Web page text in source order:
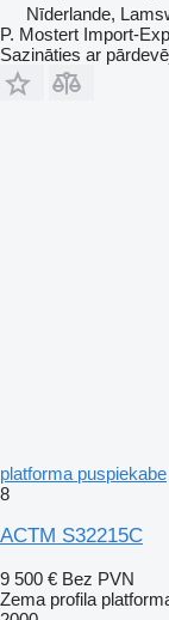
Nīderlande,
P. Mostert Import-
Sazināties ar
platforma puspiekabe
8
ACTM S32215C
9 500 € Bez PVN
Zema profila